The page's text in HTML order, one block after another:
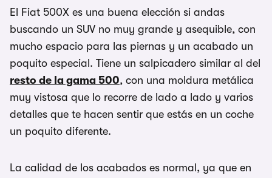
El Fiat 500X es una buena elección si andas
buscando un SUV no muy grande y asequible, con
mucho espacio para las piernas y un acabado un
poquito especial. Tiene un salpicadero similar al del
resto de la gama 500, con una moldura metálica
muy vistosa que lo recorre de lado a lado y varios
detalles que te hacen sentir que estás en un coche
un poquito diferente.
La calidad de los acabados es normal, ya que en